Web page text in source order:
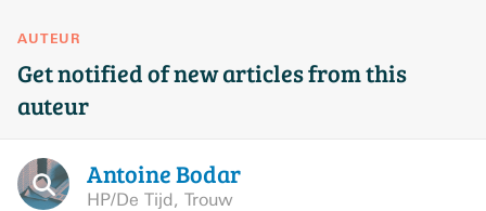
AUTEUR
Get notified of new articles from this
auteur
AntoineBodar
HP/De Tijd, Trouw